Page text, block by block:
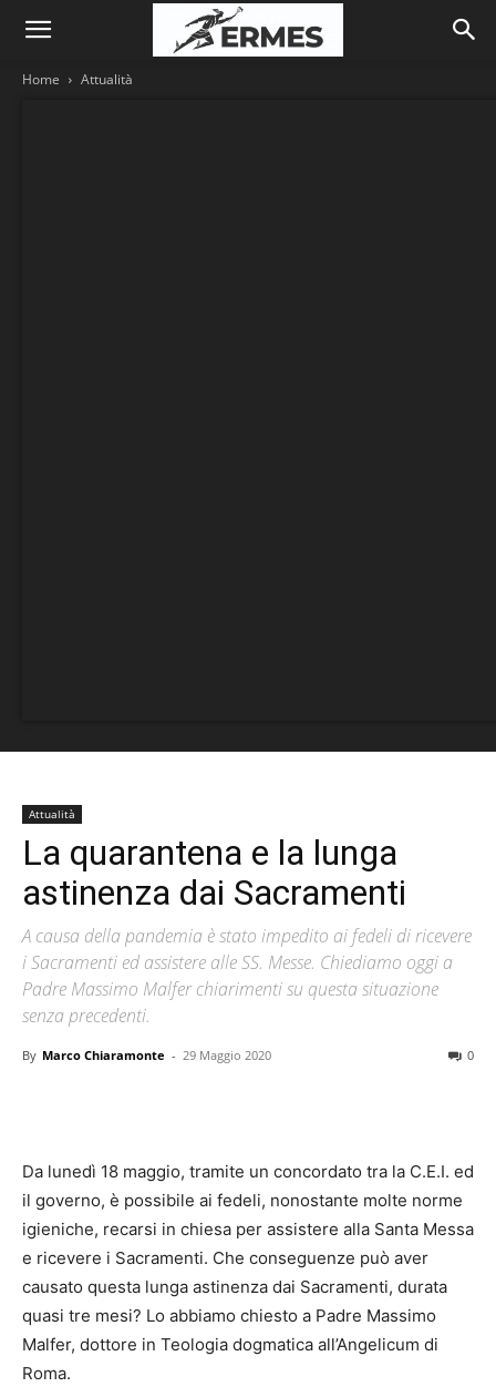
Home Attualità
Attualità
La quarantena e la lunga
astinenza dai Sacramenti
A causa della pandemia è stato impedito ai fedeli di ricevere
i Sacramenti ed assistere alle SS. Messe. Chiediamo oggi a
Padre Massimo Malfer chiarimenti su questa situazione
senza precedenti.
By Marco Chiaramonte - 29 Maggio 2020 0
Da lunedì 18 maggio, tramite un concordato tra la C.E.I. ed
il governo, è possibile ai fedeli, nonostante molte norme
igieniche, recarsi in chiesa per assistere alla Santa Messa
e ricevere i Sacramenti. Che conseguenze può aver
causato questa lunga astinenza dai Sacramenti, durata
quasi tre mesi? Lo abbiamo chiesto a Padre Massimo
Malfer, dottore in Teologia dogmatica all’Angelicum di
Roma.